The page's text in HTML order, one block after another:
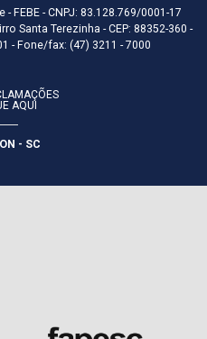
FEBE - CNPJ: 83.128.769/0001-17
Santa Terezinha - CEP: 88352-360 -
- Fone/fax: (47) 3211 - 7000
AQUI
- SC